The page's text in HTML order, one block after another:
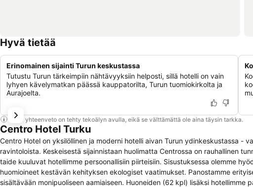
Hyvä tietää
Erinomainen sijainti Turun keskustassa
Tutustu Turun tärkeimpiin nähtävyyksiin helposti, sillä hotelli on vain
lyhyen kävelymatkan päässä kauppatorilta, Turun tuomiokirkolta ja
Aurajoelta.
Tämä yhteenveto on tehty tekoälyn avulla, eikä se välttämättä ole aina täysin tarkka.
Centro Hotel Turku
Centro Hotel on yksilöllinen ja moderni hotelli aivan Turun ydinkeskustassa -
ravintoloista. Keskeisestä sijainnistaan huolimatta Centrossa on rauhallinen tunnelma, sillä
taide kuuluvat hotellimme persoonallisiin piirteisiin. Sisustuksessa olemme
huomioineet kestävän kehityksen ekologiset vaatimukset. Panostamme erityisesti henkilökohtaiseen palveluun, siisteyteen ja lähialueen herkkuja
sisältävään monipuoliseen aamiaiseen. Huoneiden (62 kpl) lisäksi